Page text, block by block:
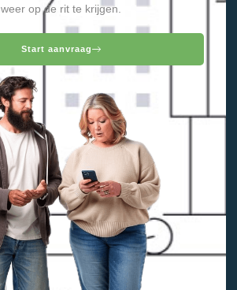
weer op de rit te krijgen.
Start aanvraag